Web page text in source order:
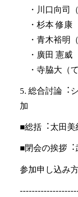
・川口向司
・杉本 修康
・青木裕明
・廣田 憲威
・寺脇大（
5. 総合討論︓
加
■総括︓太⽥
■閉会の挨拶
参加申し込み